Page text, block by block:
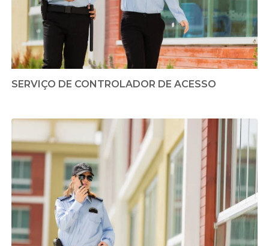
SERVIÇO DE CONTROLADOR DE ACESSO